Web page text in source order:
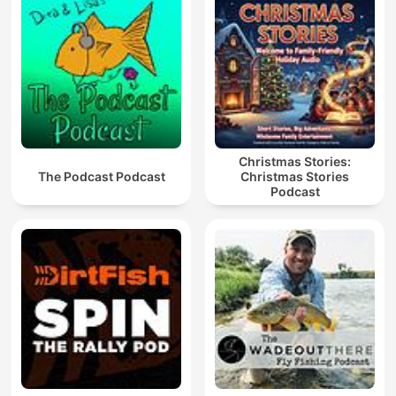
The Podcast Podcast
Christmas Stories:
Christmas Stories
Podcast